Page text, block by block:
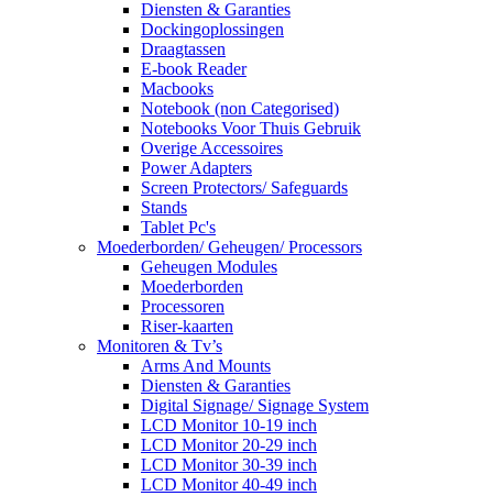
Diensten & Garanties
Dockingoplossingen
Draagtassen
E-book Reader
Macbooks
Notebook (non Categorised)
Notebooks Voor Thuis Gebruik
Overige Accessoires
Power Adapters
Screen Protectors/ Safeguards
Stands
Tablet Pc's
Moederborden/ Geheugen/ Processors
Geheugen Modules
Moederborden
Processoren
Riser-kaarten
Monitoren & Tv’s
Arms And Mounts
Diensten & Garanties
Digital Signage/ Signage System
LCD Monitor 10-19 inch
LCD Monitor 20-29 inch
LCD Monitor 30-39 inch
LCD Monitor 40-49 inch